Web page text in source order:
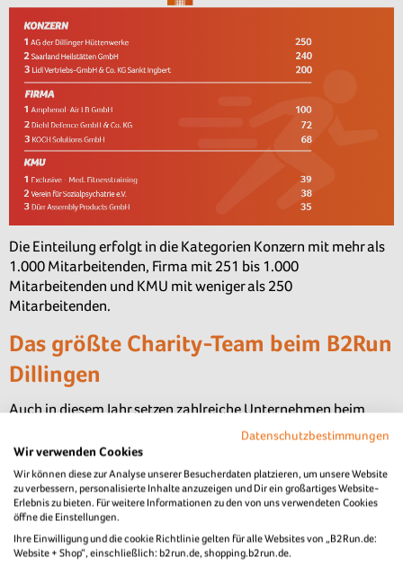
Die Einteilung erfolgt in die Kategorien Konzern mit mehr als
1.000 Mitarbeitenden, Firma mit 251 bis 1.000
Mitarbeitenden und KMU mit weniger als 250
Mitarbeitenden.
Das größte Charity-Team beim B2Run
Dillingen
Auch in diesem Jahr setzen zahlreiche Unternehmen beim
Firmenlauf ein starkes Zeichen für soziales Engagement.
Das größte Team 2026: Amphenol-Air LB GmbH mit 100
Charity Starter/-innen
Charity-Starter-/innen insgesamt: 221
Wir bedanken uns herzlich bei allen Teams!
Die Ergebnisse des B2Run Dillingen
Datenschutzbestimmungen
Wir verwenden Cookies
Wir können diese zur Analyse unserer Besucherdaten platzieren, um unsere Website
zu verbessern, personalisierte Inhalte anzuzeigen und Dir ein großartiges Website-
Erlebnis zu bieten. Für weitere Informationen zu den von uns verwendeten Cookies
öffne die Einstellungen.
Ihre Einwilligung und die cookie Richtlinie gelten für alle Websites von „B2Run.de:
Website + Shop“, einschließlich: b2run.de, shopping.b2run.de.